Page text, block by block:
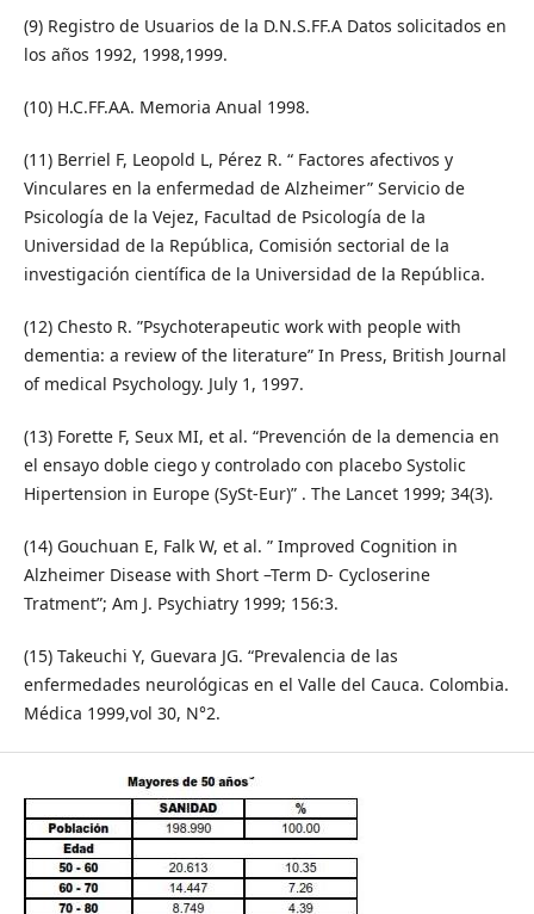
(9) Registro de Usuarios de la D.N.S.FF.A Datos solicitados en
los años 1992, 1998,1999.
(10) H.C.FF.AA. Memoria Anual 1998.
(11) Berriel F, Leopold L, Pérez R. “ Factores afectivos y
Vinculares en la enfermedad de Alzheimer” Servicio de
Psicología de la Vejez, Facultad de Psicología de la
Universidad de la República, Comisión sectorial de la
investigación científica de la Universidad de la República.
(12) Chesto R. ”Psychoterapeutic work with people with
dementia: a review of the literature” In Press, British Journal
of medical Psychology. July 1, 1997.
(13) Forette F, Seux MI, et al. “Prevención de la demencia en
el ensayo doble ciego y controlado con placebo Systolic
Hipertension in Europe (SySt-Eur)” . The Lancet 1999; 34(3).
(14) Gouchuan E, Falk W, et al. ” Improved Cognition in
Alzheimer Disease with Short –Term D- Cycloserine
Tratment”; Am J. Psychiatry 1999; 156:3.
(15) Takeuchi Y, Guevara JG. “Prevalencia de las
enfermedades neurológicas en el Valle del Cauca. Colombia.
Médica 1999,vol 30, N°2.